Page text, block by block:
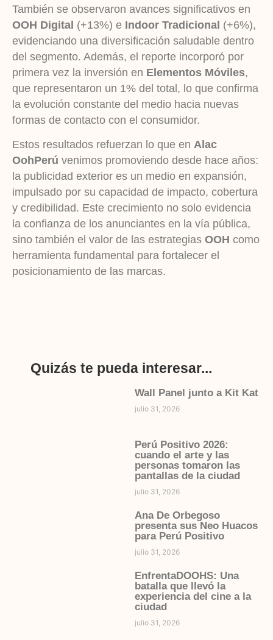
También se observaron avances significativos en
OOH Digital (+13%) e Indoor Tradicional (+6%),
evidenciando una diversificación saludable dentro
del segmento. Además, el reporte incorporó por
primera vez la inversión en Elementos Móviles,
que representaron un 1% del total, lo que confirma
la evolución constante del medio hacia nuevas
formas de contacto con el consumidor.
Estos resultados refuerzan lo que en Alac
OohPerú venimos promoviendo desde hace años:
la publicidad exterior es un medio en expansión,
impulsado por su capacidad de impacto, cobertura
y credibilidad. Este crecimiento no solo evidencia
la confianza de los anunciantes en la vía pública,
sino también el valor de las estrategias OOH como
herramienta fundamental para fortalecer el
posicionamiento de las marcas.
Quizás te pueda interesar...
Wall Panel junto a Kit Kat
julio 31, 2026
Perú Positivo 2026:
cuando el arte y las
personas tomaron las
pantallas de la ciudad
julio 31, 2026
Ana De Orbegoso
presenta sus Neo Huacos
para Perú Positivo
julio 31, 2026
EnfrentaDOOHS: Una
batalla que llevó la
experiencia del cine a la
ciudad
julio 31, 2026